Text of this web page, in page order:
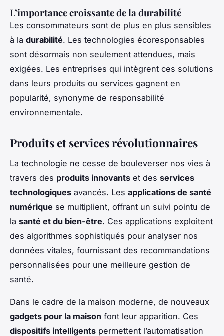
L’importance croissante de la durabilité
Les consommateurs sont de plus en plus sensibles
à la durabilité. Les technologies écoresponsables
sont désormais non seulement attendues, mais
exigées. Les entreprises qui intègrent ces solutions
dans leurs produits ou services gagnent en
popularité, synonyme de responsabilité
environnementale.
Produits et services révolutionnaires
La technologie ne cesse de bouleverser nos vies à
travers des produits innovants et des services
technologiques avancés. Les applications de santé
numérique se multiplient, offrant un suivi pointu de
la santé et du bien-être. Ces applications exploitent
des algorithmes sophistiqués pour analyser nos
données vitales, fournissant des recommandations
personnalisées pour une meilleure gestion de
santé.
Dans le cadre de la maison moderne, de nouveaux
gadgets pour la maison font leur apparition. Ces
dispositifs intelligents permettent l’automatisation